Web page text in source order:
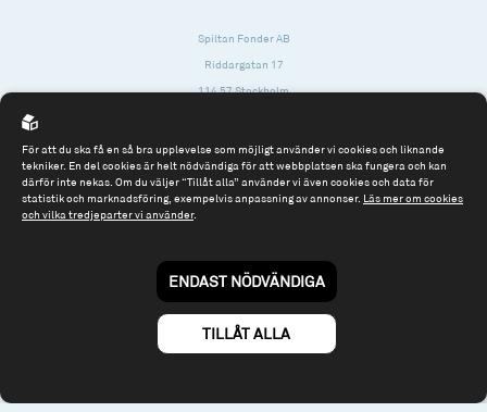
Spiltan Fonder AB
Riddargatan 17
114 57 Stockholm
Tel: 08 - 545 813 40
fonder@spiltanfonder.se
Till spiltan.se
© 2026 - Spiltan Fonder AB
By Sphinxly
För att du ska få en så bra upplevelse som möjligt använder vi cookies och liknande
tekniker. En del cookies är helt nödvändiga för att webbplatsen ska fungera och kan
därför inte nekas. Om du väljer “Tillåt alla” använder vi även cookies och data för
statistik och marknadsföring, exempelvis anpassning av annonser. Läs mer om cookies
och vilka tredjeparter vi använder.
ENDAST NÖDVÄNDIGA
TILLÅT ALLA